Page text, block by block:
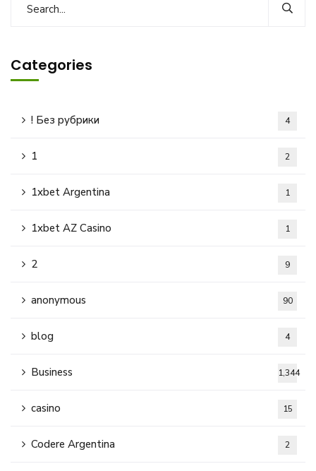
Categories
! Без рубрики 4
1 2
1xbet Argentina 1
1xbet AZ Casino 1
2 9
anonymous 90
blog 4
Business 1,344
casino 15
Codere Argentina 2